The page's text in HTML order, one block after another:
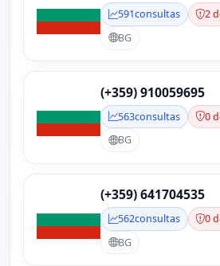
591consultas 2
BG
(+359) 910059695
563consultas 0
BG
(+359) 641704535
562consultas 0
BG